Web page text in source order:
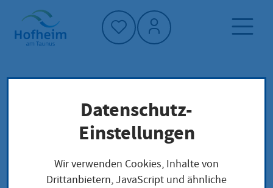
Startseite"
Neuigkeiten und Ausschreibungen
Einkaufsfahrt der Familie Marxheim
Datenschutz-
Einstellungen
Wir verwenden Cookies, Inhalte von
Drittanbietern, JavaScript und ähnliche